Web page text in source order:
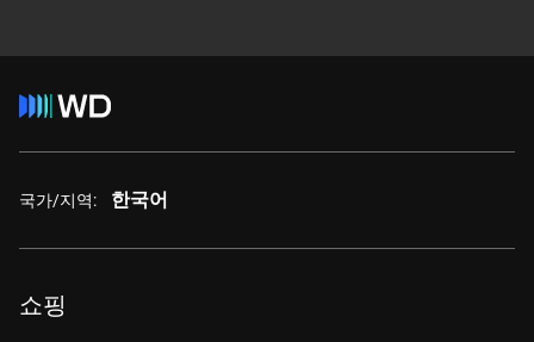
국가/지역: 한국어
쇼핑